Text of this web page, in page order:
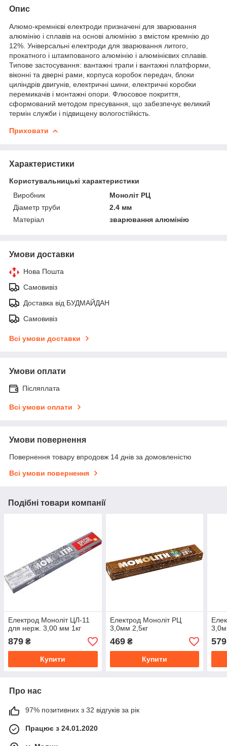
Опис
Алюмо-кремнієві електроди призначені для зварювання
алюмінію і сплавів на основі алюмінію з вмістом кремнію до
12%. Універсальні електроди для зварювання литого,
прокатного і штампованого алюмінію і алюмінієвих сплавів.
Типове застосування: вантажні трапи і вантажні платформи,
віконні та дверні рами, корпуса коробок передач, блоки
циліндрів двигунів, електричні шини, електричні коробки
перемикачів і монтажні опори. Флюсовое покриття,
сформований методом пресування, що забезпечує великий
термін служби і підвищену вологостійкість.
Приховати
Характеристики
Користувальницькі характеристики
Виробник
Моноліт РЦ
Діаметр труби
2.4 мм
Матеріал
зварювання алюмінію
Умови доставки
Нова Пошта
Самовивіз
Доставка від БУДМАЙДАН
Самовивіз
Всі умови доставки
Умови оплати
Післяплата
Всі умови оплати
Умови повернення
Повернення товару впродовж 14 днів за домовленістю
Всі умови повернення
Подібні товари компанії
Електрод Моноліт ЦЛ-11
для нерж. 3,00 мм 1кг
879 ₴
Купити
Електрод Моноліт РЦ
3,0мм 2,5кг
469₴
Купити
579
Про нас
97% позитивних з 32 відгуків за рік
Працює з 24.01.2020